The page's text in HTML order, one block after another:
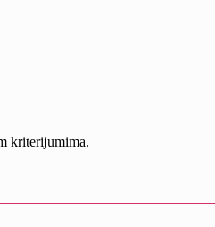
kriterijumima.